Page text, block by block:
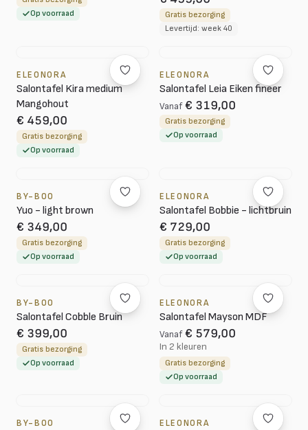
Op voorraad
Gratis bezorging
Levertijd: week 40
ELEONORA
Salontafel Kira medium
Mangohout
€ 459,00
Gratis bezorging
Op voorraad
ELEONORA
Salontafel Leia Eiken fineer
Vanaf € 319,00
Gratis bezorging
Op voorraad
BY-BOO
Yuo - light brown
€ 349,00
Gratis bezorging
Op voorraad
ELEONORA
Salontafel Bobbie - lichtbruin
€ 729,00
Gratis bezorging
Op voorraad
BY-BOO
Salontafel Cobble Bruin
€ 399,00
Gratis bezorging
Op voorraad
ELEONORA
Salontafel Mayson MDF
Vanaf € 579,00
In 2 kleuren
Gratis bezorging
Op voorraad
BY-BOO ELEONORA